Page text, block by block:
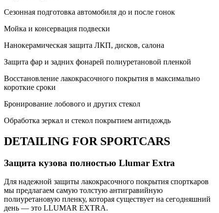
Сезонная подготовка автомобиля до и после гонок
Мойка и консервация подвески
Нанокерамическая защита ЛКП, дисков, салона
Защита фар и задних фонарей полиуретановой пленкой
Восстановление лакокрасочного покрытия в максимально
короткие сроки
Бронирование лобового и других стекол
Обработка зеркал и стекол покрытием антидождь
DETAILING FOR SPORTCARS
Защита кузова полностью Llumar Extra
Для надежной защиты лакокрасочного покрытия спорткаров
мы предлагаем самую толстую антигравийную
полиуретановую пленку, которая существует на сегодняшний
день — это LLUMAR EXTRA.